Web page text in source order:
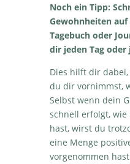
Noch ein Tipp:
Gewohnheiten
Tagebuch oder
dir jeden Tag oder
Dies hilft dir
du dir vornimmst,
Selbst wenn dein
schnell erfolgt,
hast, wirst du
eine Menge
vorgenommen